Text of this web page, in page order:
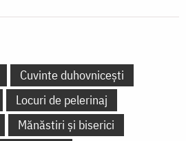
Cuvinte duhovnicești
Locuri de pelerinaj
Mănăstiri și biserici